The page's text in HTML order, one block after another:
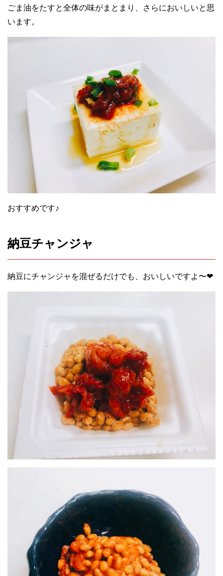
ごま油をたすと全体の味がまとまり、さらにおいしいと思
います。
おすすめです♪
納豆チャンジャ
納豆にチャンジャを混ぜるだけでも、おいしいですよ〜❤︎